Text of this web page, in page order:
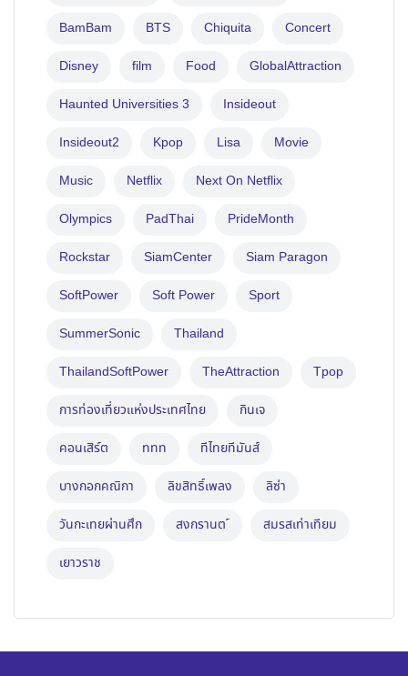
BamBam BTS Chiquita Concert
Disney film Food GlobalAttraction
Haunted Universities 3 Insideout
Insideout2 Kpop Lisa Movie
Music Netflix Next On Netflix
Olympics PadThai PrideMonth
Rockstar SiamCenter Siam Paragon
SoftPower Soft Power Sport
SummerSonic Thailand
ThailandSoftPower TheAttraction Tpop
การท่องเที่ยวแห่งประเทศไทย กินเจ
คอนเสิร์ต ททท ทีไทยทีมันส์
บางกอกคณิกา ลิขสิทธิ์เพลง ลิซ่า
วันกะเทยผ่านศึก สงกรานต ์ สมรสเท่าเทียม
เยาวราช